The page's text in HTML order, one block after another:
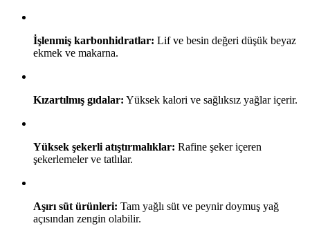
İşlenmiş karbonhidratlar: Lif ve besin değeri düşük beyaz
ekmek ve makarna.
Kızartılmış gıdalar: Yüksek kalori ve sağlıksız yağlar içerir.
Yüksek şekerli atıştırmalıklar: Rafine şeker içeren
şekerlemeler ve tatlılar.
Aşırı süt ürünleri: Tam yağlı süt ve peynir doymuş yağ
açısından zengin olabilir.